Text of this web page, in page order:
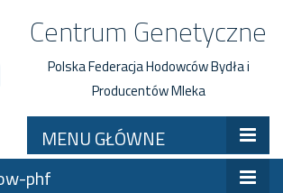
Centrum Genetyczne
Polska Federacja Hodowców Bydła i
Producentów Mleka
MENU GŁÓWNE
phf